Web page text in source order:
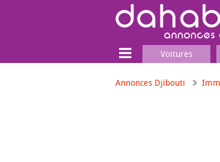
Voitures
Annonces Djibouti